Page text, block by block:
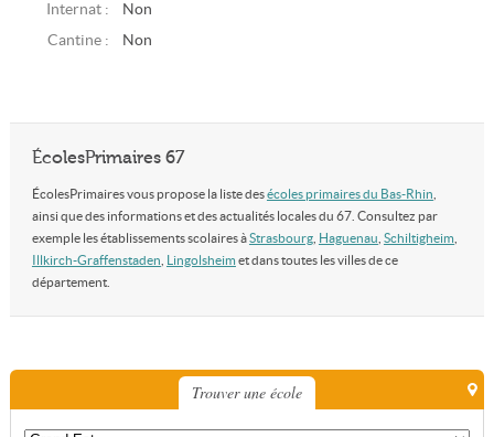
Internat :
Non
Cantine :
Non
ÉcolesPrimaires 67
ÉcolesPrimaires vous propose la liste desécoles primaires du Bas-Rhin
ainsi que des informations et des actualités locales du 67. Consultez par
exemple les établissements scolaires àStrasbourg, Haguenau Schiltigheim
Illkirch-Graffenstaden Lingolsheim et dans toutes les villes de ce
département.
Trouver une école